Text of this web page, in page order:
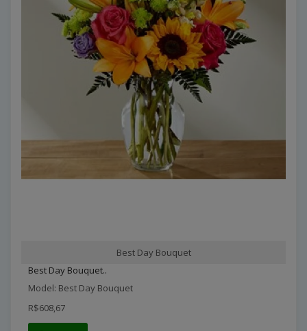
Best Day Bouquet
Best Day Bouquet..
Model: Best Day Bouquet
R$608,67